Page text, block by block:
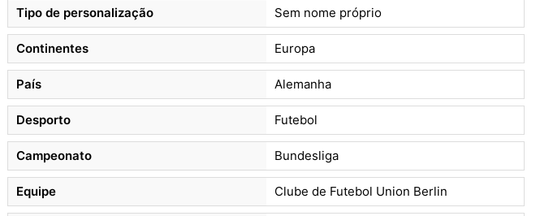
Tipo de personalização Sem nome próprio
Continentes Europa
País Alemanha
Desporto Futebol
Campeonato Bundesliga
Equipe Clube de Futebol Union Berlin